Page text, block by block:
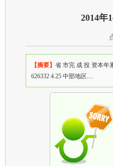
2014年
【摘要】 省 市完 成 投 资本年
626332 4.25 中部地区....